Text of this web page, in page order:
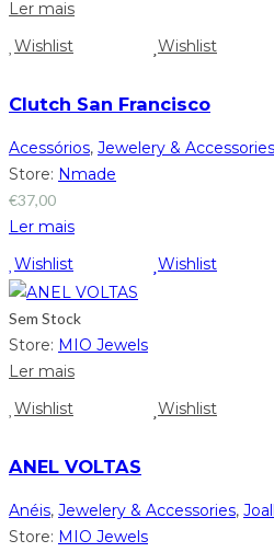
Ler mais
Wishlist
Wishlist
Clutch San Francisco
Acessórios, Jewelery & Accessories
Store: Nmade
€37,00
Ler mais
Wishlist
Wishlist
Sem Stock
Store: MIO Jewels
Ler mais
Wishlist
Wishlist
ANEL VOLTAS
Anéis, Jewelery & Accessories,
Store: MIO Jewels